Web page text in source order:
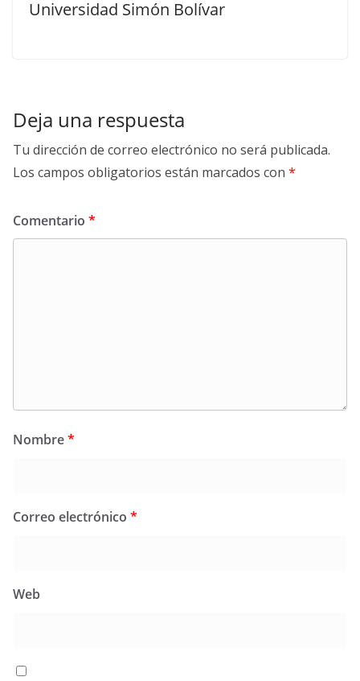
Universidad Simón Bolívar
Deja una respuesta
Tu dirección de correo electrónico no será publicada.
Los campos obligatorios están marcados con *
Comentario *
Nombre*
Correo electrónico *
Web